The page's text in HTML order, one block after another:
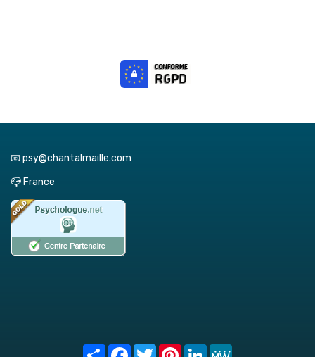
📧 psy@chantalmaille.com
📪 France
Share FacebookTwitterPinterest
LinkedIn